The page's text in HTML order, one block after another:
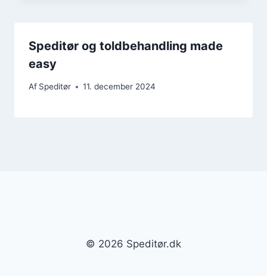
Speditør og toldbehandling made
easy
Af Speditør 11. december 2024
© 2026 Speditør.dk